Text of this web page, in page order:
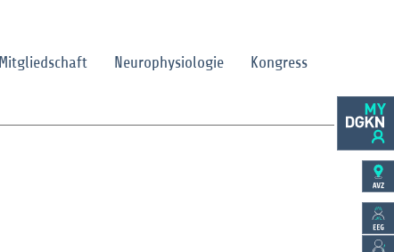
Mitgliedschaft Neurophysiologie Kongress